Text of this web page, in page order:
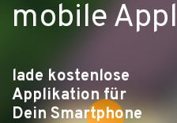
mobile
lade kostenlose
Applikation für
Dein Smartphone